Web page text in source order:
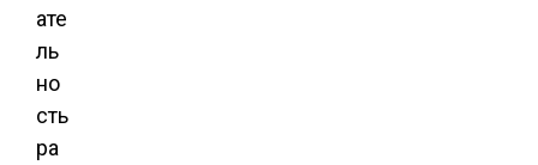
ате
ль
но
сть
ра